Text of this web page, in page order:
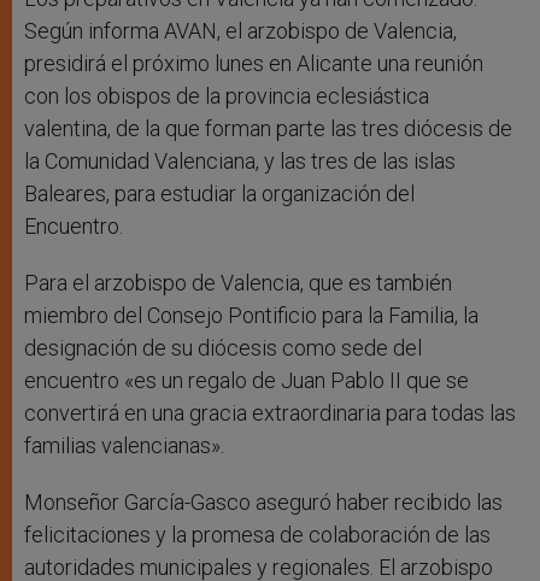
Según informa AVAN, el arzobispo de Valencia,
presidirá el próximo lunes en Alicante una reunión
con los obispos de la provincia eclesiástica
valentina, de la que forman parte las tres diócesis de
la Comunidad Valenciana, y las tres de las islas
Baleares, para estudiar la organización del
Encuentro.
Para el arzobispo de Valencia, que es también
miembro del Consejo Pontificio para la Familia, la
designación de su diócesis como sede del
encuentro «es un regalo de Juan Pablo II que se
convertirá en una gracia extraordinaria para todas las
familias valencianas».
Monseñor García-Gasco aseguró haber recibido las
felicitaciones y la promesa de colaboración de las
autoridades municipales y regionales. El arzobispo